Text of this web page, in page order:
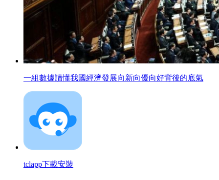
一組數據讀懂我國經濟發展向新向優向好背後的底氣
tclapp下載安裝